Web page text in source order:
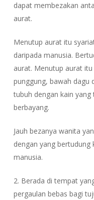
dapat membezakan
aurat.
Menutup aurat itu
daripada manusia.
aurat. Menutup aurat
punggung, bawah dagu
tubuh dengan kain
berbayang.
Jauh bezanya wanita
dengan yang
manusia.
2. Berada di tempat
pergaulan bebas bagi